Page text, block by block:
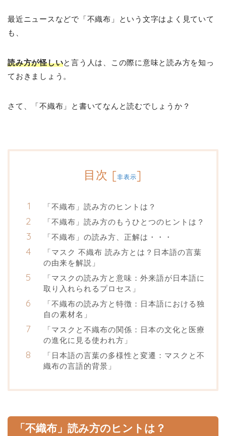
最近ニュースなどで「不織布」という文字はよく見ていて
も、
読み方が怪しいと言う人は、この際に意味と読み方を知っ
ておきましょう。
さて、「不織布」と書いてなんと読むでしょうか？
目次 [非表示]
「不織布」読み方のヒントは？
「不織布」読み方のもうひとつのヒントは？
「不織布」の読み方、正解は・・・
「マスク 不織布 読み方とは？日本語の言葉
の由来を解説」
「マスクの読み方と意味：外来語が日本語に
取り入れられるプロセス」
「不織布の読み方と特徴：日本語における独
自の素材名」
「マスクと不織布の関係：日本の文化と医療
の進化に見る使われ方」
「日本語の言葉の多様性と変遷：マスクと不
織布の言語的背景」
「不織布」 読み方のヒントは？